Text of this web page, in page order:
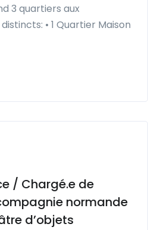
3 quartiers aux
• 1 Quartier Maison
/ Chargé.e de
normande
d’objets